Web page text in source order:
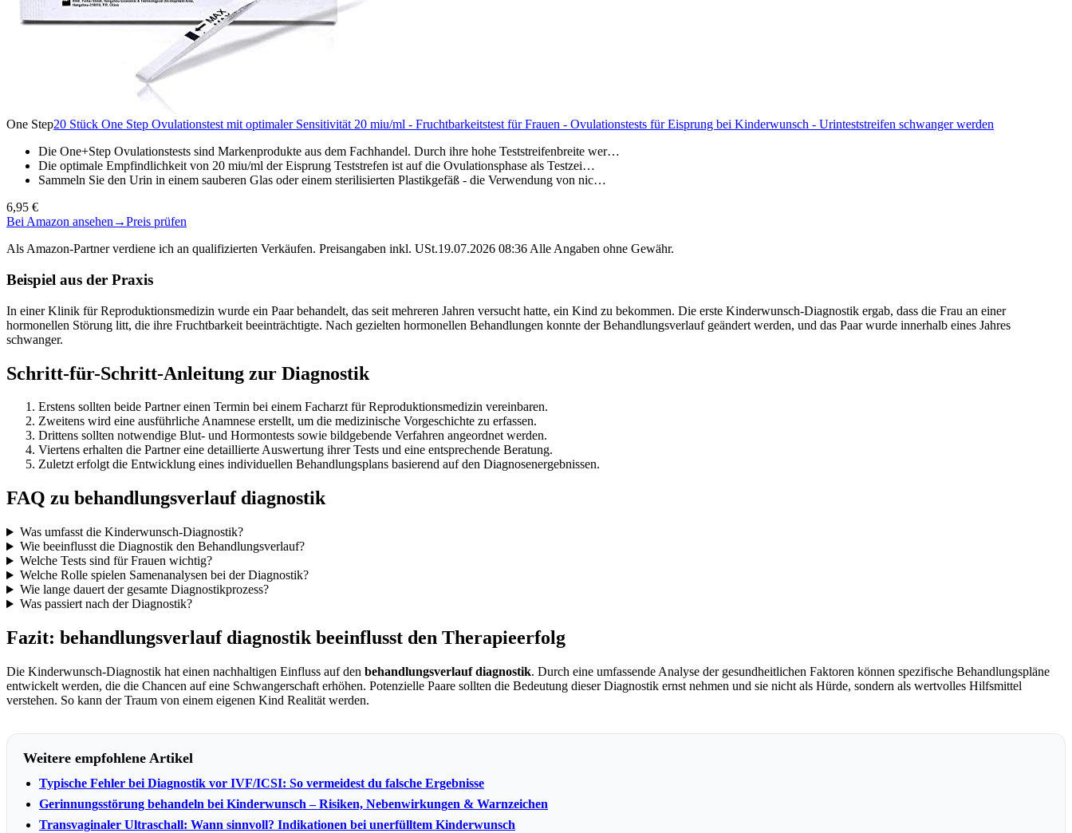
One Step20 Stück One Step Ovulationstest mit optimaler Sensitivität 20 miu/ml - Fruchtbarkeitstest für Frauen - Ovulationstests für Eisprung bei Kinderwunsch - Urinteststreifen schwanger werden
Die One+Step Ovulationstests sind Markenprodukte aus dem Fachhandel. Durch ihre hohe Teststreifenbreite wer…
Die optimale Empfindlichkeit von 20 miu/ml der Eisprung Teststrefen ist auf die Ovulationsphase als Testzei…
Sammeln Sie den Urin in einem sauberen Glas oder einem sterilisierten Plastikgefäß - die Verwendung von nic…
6,95 €
Bei Amazon ansehen →Preis prüfen
Als Amazon-Partner verdiene ich an qualifizierten Verkäufen. Preisangaben inkl. USt.19.07.2026 08:36 Alle Angaben ohne Gewähr.
Beispiel aus der Praxis
In einer Klinik für Reproduktionsmedizin wurde ein Paar behandelt, das seit mehreren Jahren versucht hatte, ein Kind zu bekommen. Die erste Kinderwunsch-Diagnostik ergab, dass die Frau an einer
hormonellen Störung litt, die ihre Fruchtbarkeit beeinträchtigte. Nach gezielten hormonellen Behandlungen konnte der Behandlungsverlauf geändert werden, und das Paar wurde innerhalb eines Jahres
schwanger.
Schritt-für-Schritt-Anleitung zur Diagnostik
Erstens sollten beide Partner einen Termin bei einem Facharzt für Reproduktionsmedizin vereinbaren.
Zweitens wird eine ausführliche Anamnese erstellt, um die medizinische Vorgeschichte zu erfassen.
Drittens sollten notwendige Blut- und Hormontests sowie bildgebende Verfahren angeordnet werden.
Viertens erhalten die Partner eine detaillierte Auswertung ihrer Tests und eine entsprechende Beratung.
Zuletzt erfolgt die Entwicklung eines individuellen Behandlungsplans basierend auf den Diagnosenergebnissen.
FAQ zu behandlungsverlauf diagnostik
Was umfasst die Kinderwunsch-Diagnostik?
Wie beeinflusst die Diagnostik den Behandlungsverlauf?
Welche Tests sind für Frauen wichtig?
Welche Rolle spielen Samenanalysen bei der Diagnostik?
Wie lange dauert der gesamte Diagnostikprozess?
Was passiert nach der Diagnostik?
Fazit: behandlungsverlauf diagnostik beeinflusst den Therapieerfolg
Die Kinderwunsch-Diagnostik hat einen nachhaltigen Einfluss auf den behandlungsverlauf diagnostik. Durch eine umfassende Analyse der gesundheitlichen Faktoren können spezifische Behandlungspläne
entwickelt werden, die die Chancen auf eine Schwangerschaft erhöhen. Potenzielle Paare sollten die Bedeutung dieser Diagnostik ernst nehmen und sie nicht als Hürde, sondern als wertvolles Hilfsmittel
verstehen. So kann der Traum von einem eigenen Kind Realität werden.
Weitere empfohlene Artikel
Typische Fehler bei Diagnostik vor IVF/ICSI: So vermeidest du falsche Ergebnisse
Gerinnungsstörung behandeln bei Kinderwunsch – Risiken, Nebenwirkungen & Warnzeichen
Transvaginaler Ultraschall: Wann sinnvoll? Indikationen bei unerfülltem Kinderwunsch